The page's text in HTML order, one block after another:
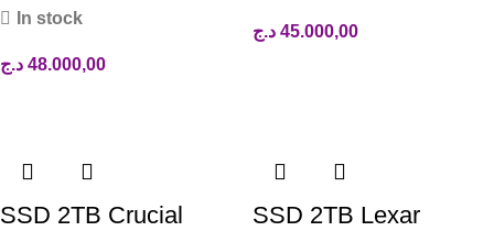
In stock
48.000,00 د.ج
45.000,00 د.ج
SSD 2TB Crucial
SSD 2TB Lexar